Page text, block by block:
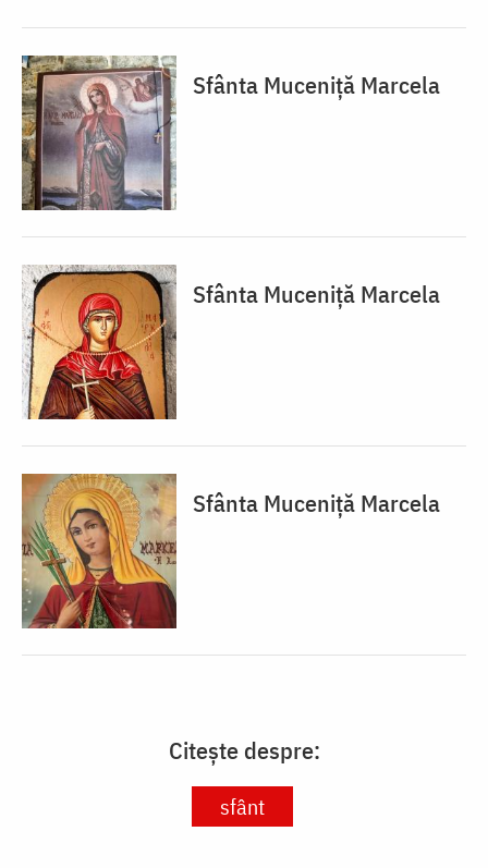
Sfânta Muceniță Marcela
Sfânta Muceniță Marcela
Sfânta Muceniță Marcela
Citește despre:
sfânt